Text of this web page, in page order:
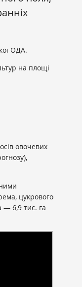
ОДА.
на площі
овочевих
цукрового
— 6,9 тис. га